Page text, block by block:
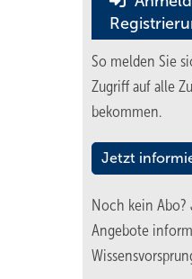
So melden Sie
Zugriff auf alle
bekommen.
Jetzt
Noch kein Abo?
Angebote